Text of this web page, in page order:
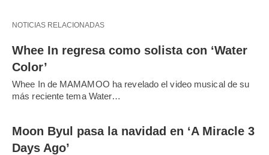
NOTICIAS RELACIONADAS
Whee In regresa como solista con ‘Water
Color’
Whee In de MAMAMOO ha revelado el video musical de su
más reciente tema Water…
Moon Byul pasa la navidad en ‘A Miracle 3
Days Ago’